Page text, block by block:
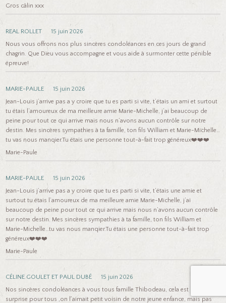
Gros câlin xxx
REAL ROLLET
15 juin 2026
Nous vous offrons nos plus sincères condoléances en ces jours de grand
chagrin. Que Dieu vous accompagne et vous aide à surmonter cette pénible
épreuve!
MARIE-PAULE
15 juin 2026
Jean-Louis j’arrive pas a y croire que tu es parti si vite, t’étais un ami et surtout
tu étais l’amoureux de ma meilleure amie Marie-Michelle, j’ai beaucoup de
peine pour tout ce qui arrive mais nous n’avons aucun contrôle sur notre
destin. Mes sincères sympathies à ta famille, ton fils William et Marie-Michelle…
tu vas nous manqier.Tu étais une personne tout-à-fait trop généreux❤️❤️❤️
Marie-Paule
MARIE-PAULE
15 juin 2026
Jean-Louis j’arrive pas a y croire que tu es parti si vite, t’étais une amie et
surtout tu étais l’amoureux de ma meilleure amie Marie-Michelle, j’ai
beaucoup de peine pour tout ce qui arrive mais nous n’avons aucun contrôle
sur notre destin. Mes sincères sympathies à ta famille, ton fils William et
Marie-Michelle…tu vas nous manqier.Tu étais une personne tout-à-fait trop
généreux❤️❤️❤️
Marie-Paule
CÉLINE GOULET ET PAUL DUBÉ
15 juin 2026
Nos sincères condoléances à vous tous famille Thibodeau, cela est une grosse
surprise pour tous ,on l’aimait petit voisin de notre jeune enfance, mais pas